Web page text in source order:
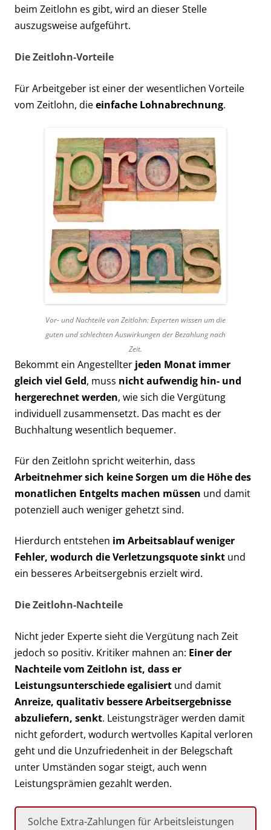
beim Zeitlohn es gibt, wird an dieser Stelle
auszugsweise aufgeführt.
Die Zeitlohn-Vorteile
Für Arbeitgeber ist einer der wesentlichen Vorteile
vom Zeitlohn, dieeinfache Lohnabrechnung.
Vor- und Nachteile von Zeitlohn: Experten wissen um die
guten und schlechten Auswirkungen der Bezahlung nach
Zeit.
Bekommt ein Angestellter jeden Monat immer
gleich viel Geld, muss nicht aufwendig hin- und
hergerechnet werden, wie sich die Vergütung
individuell zusammensetzt. Das macht es der
Buchhaltung wesentlich bequemer.
Für den Zeitlohn spricht weiterhin, dass
Arbeitnehmer sich keine Sorgen um die Höhe des
monatlichen Entgelts machen müssen und damit
potenziell auch weniger gehetzt sind.
Hierdurch entstehen im Arbeitsablauf weniger
Fehler, wodurch die Verletzungsquote sinkt und
ein besseres Arbeitsergebnis erzielt wird.
Die Zeitlohn-Nachteile
Nicht jeder Experte sieht die Vergütung nach Zeit
jedoch so positiv. Kritiker mahnen an: Einer der
Nachteile vom Zeitlohn ist, dass er
Leistungsunterschiede egalisiert und damit
Anreize, qualitativ bessere Arbeitsergebnisse
abzuliefern, senkt. Leistungsträger werden damit
nicht gefordert, wodurch wertvolles Kapital verloren
geht und die Unzufriedenheit in der Belegschaft
unter Umständen sogar steigt, auch wenn
Leistungsprämien gezahlt werden.
Solche Extra-Zahlungen für Arbeitsleistungen